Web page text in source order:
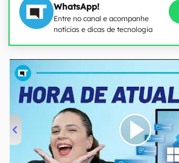
WhatsApp!
Entre no canal e acompanhe
notícias e dicas de tecnologia